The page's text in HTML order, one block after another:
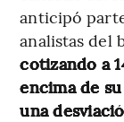
anticipó
analistas del
cotizando a
encima de
una